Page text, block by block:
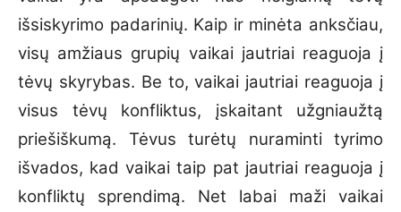
išsiskyrimo padarinių. Kaip ir minėta anksčiau,
visų amžiaus grupių vaikai jautriai reaguoja į
tėvų skyrybas. Be to, vaikai jautriai reaguoja į
visus tėvų konfliktus, įskaitant užgniaužtą
priešiškumą. Tėvus turėtų nuraminti tyrimo
išvados, kad vaikai taip pat jautriai reaguoja į
konfliktų sprendimą. Net labai maži vaikai